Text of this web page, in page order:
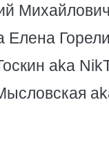
Елена
aka